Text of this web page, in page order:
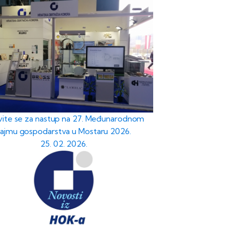
se za nastup na 27. Međunarodnom
gospodarstva u Mostaru 2026.
25. 02. 2026.